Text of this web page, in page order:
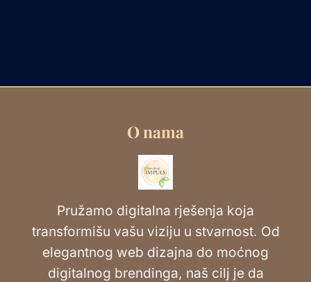
O nama
Pružamo digitalna rješenja koja
transformišu vašu viziju u stvarnost. Od
elegantnog web dizajna do moćnog
digitalnog brendinga, naš cilj je da